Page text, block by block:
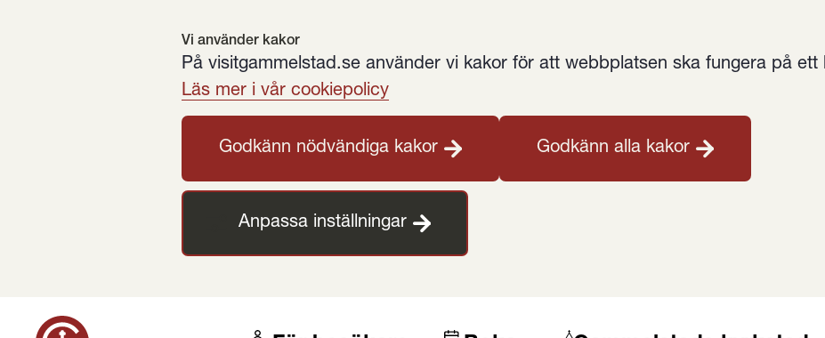
Vi använder kakor
På visitgammelstad.se använder vi kakor för att webbplatsen ska fungera på ett
Läs mer i vår cookiepolicy
Godkänn nödvändiga kakor Godkänn alla kakor
Anpassa inställningar